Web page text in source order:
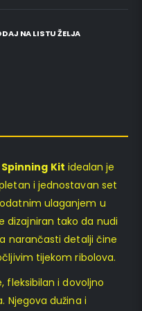
NA LISTU ŽELJA
Kit idealan je
i jednostavan set
ulaganjem u
dizajniran tako da nudi
narančasti detalji čine
tijekom ribolova.
fleksibilan i dovoljno
Njegova dužina i